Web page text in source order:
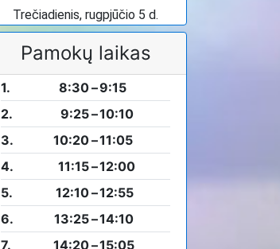
Trečiadienis, rugpjūčio 5 d.
Pamokų laikas
1. 8:30–9:15
2.
9:25–10:10
3.
10:20–11:05
4.
11:15–12:00
5.
12:10–12:55
6.
13:25–14:10
7.
14:20–15:05